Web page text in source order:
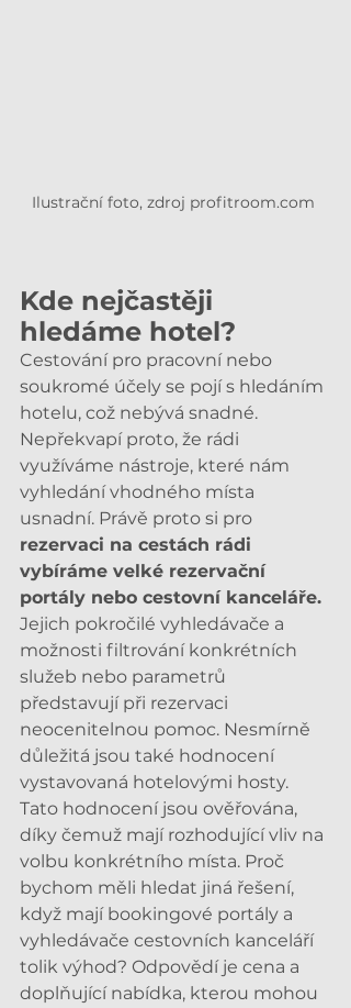
Ilustrační foto, zdroj profitroom.com
Kde nejčastěji
hledáme hotel?
Cestování pro pracovní nebo
soukromé účely se pojí s hledáním
hotelu, což nebývá snadné.
Nepřekvapí proto, že rádi
využíváme nástroje, které nám
vyhledání vhodného místa
usnadní. Právě proto si pro
rezervaci na cestách rádi
vybíráme velké rezervační
portály nebo cestovní kanceláře.
Jejich pokročilé vyhledávače a
možnosti filtrování konkrétních
služeb nebo parametrů
představují při rezervaci
neocenitelnou pomoc. Nesmírně
důležitá jsou také hodnocení
vystavovaná hotelovými hosty.
Tato hodnocení jsou ověřována,
díky čemuž mají rozhodující vliv na
volbu konkrétního místa. Proč
bychom měli hledat jiná řešení,
když mají bookingové portály a
vyhledávače cestovních kanceláří
tolik výhod? Odpovědí je cena a
doplňující nabídka, kterou mohou